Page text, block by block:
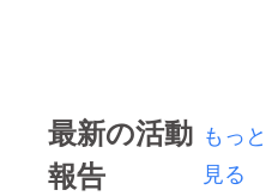
最新の活動
報告
もっと
見る